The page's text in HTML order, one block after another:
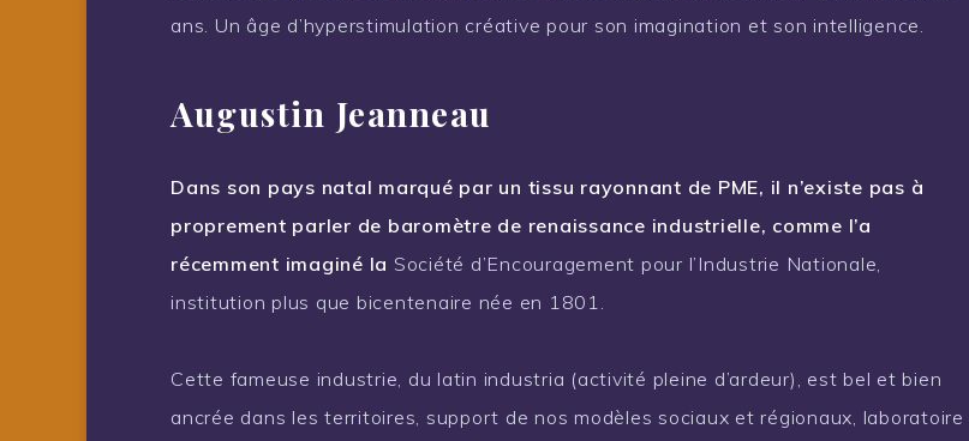
ans. Un âge d’hyperstimulation créative pour son imagination et son intelligence.
Augustin Jeanneau
Dans son pays natal marqué par un tissu rayonnant de PME, il n’existe pas à
proprement parler de baromètre de renaissance industrielle, comme l’a
récemment imaginé la Société d’Encouragement pour l’Industrie Nationale,
institution plus que bicentenaire née en 1801.
Cette fameuse industrie, du latin industria (activité pleine d’ardeur), est bel et bien
ancrée dans les territoires, support de nos modèles sociaux et régionaux, laboratoire